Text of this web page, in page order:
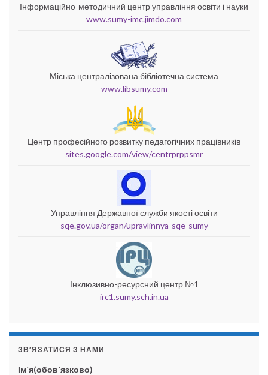
Інформаційно-методичний центр управління освіти і науки
www.sumy-imc.jimdo.com
Міська централізована бібліотечна система
www.libsumy.com
Центр професійного розвитку педагогічних працівників
sites.google.com/view/centrprppsmr
Управління Державної служби якості освіти
sqe.gov.ua/organ/upravlinnya-sqe-sumy
Інклюзивно-ресурсний центр №1
irc1.sumy.sch.in.ua
ЗВ’ЯЗАТИСЯ З НАМИ
Ім`я(обов`язково)